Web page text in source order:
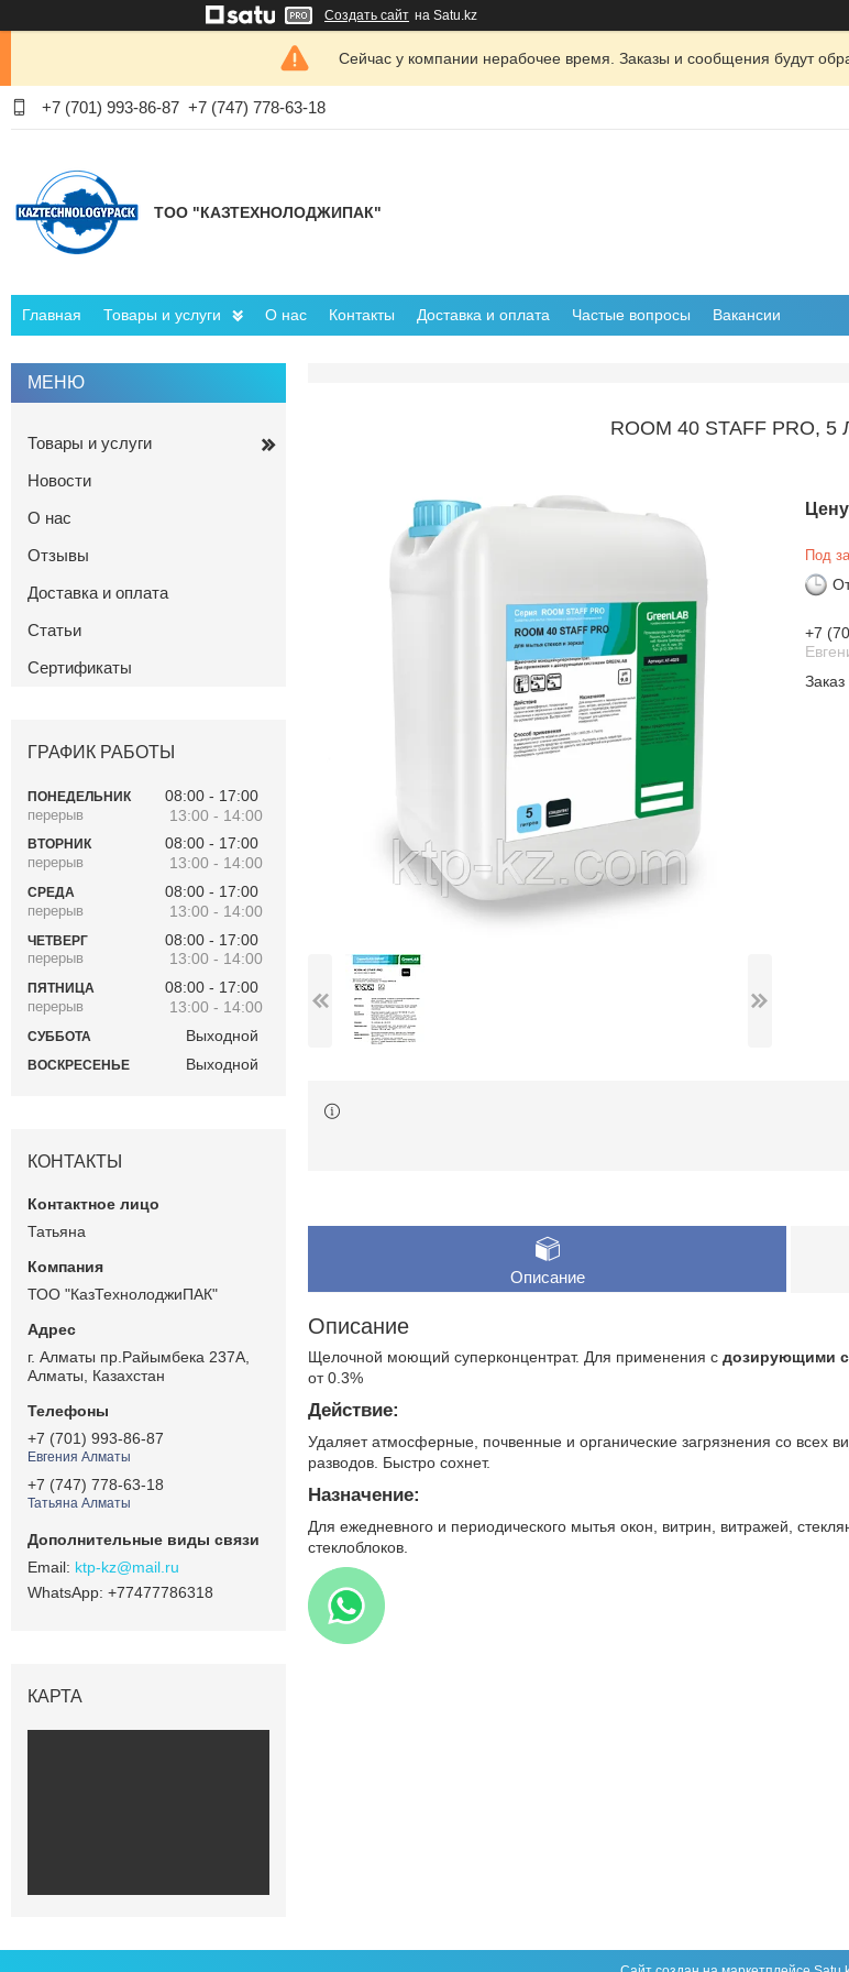
Создать сайт на Satu.kz
Сейчас у компании нерабочее время. Заказы и сообщения будут
+7 (701) 993-86-87 +7 (747) 778-63-18
ТОО "КАЗТЕХНОЛОДЖИПАК"
Главная Товары и услуги О нас Контакты Доставка и оплата Частые вопросы Вакансии
ROOM 40 STAFF
Под
+7
Описание
Описание
Щелочной моющий суперконцентрат. Для применения с дозирующими
от 0.3%
Действие:
Удаляет атмосферные, почвенные и органические загрязнения со всех
разводов. Быстро сохнет.
Назначение:
Для ежедневного и периодического мытья окон, витрин, витражей,
стеклоблоков.
Товары и услуги
Новости
О нас
Отзывы
Доставка и оплата
Статьи
Сертификаты
ГРАФИК РАБОТЫ
ПОНЕДЕЛЬНИК 08:00
17:00
13:00
14:00
ВТОРНИК 08:00
17:00
13:00
14:00
СРЕДА 08:00
17:00
13:00
14:00
ЧЕТВЕРГ 08:00
17:00
13:00
14:00
ПЯТНИЦА 08:00
17:00
13:00
14:00
СУББОТА Выходной
ВОСКРЕСЕНЬЕ Выходной
КОНТАКТЫ
Татьяна
ТОО "КазТехнолоджиПАК"
г. Алматы пр.Райымбека 237А,
Алматы, Казахстан
+7 (701) 993-86-87
Евгения Алматы
+7 (747) 778-63-18
Татьяна Алматы
ktp-kz@mail.ru
+77477786318
КАРТА